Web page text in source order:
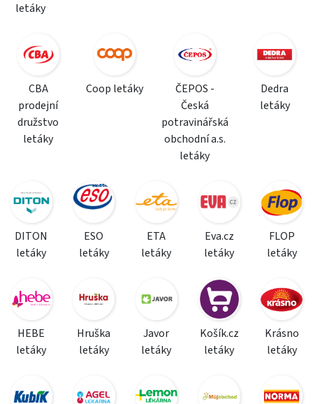
letáky
CBA
prodejní
družstvo
letáky
Coop letáky
ČEPOS -
Česká
potravinářská
obchodní a.s.
letáky
Dedra
letáky
DITON
letáky
ESO
letáky
ETA
letáky
Eva.cz
letáky
FLOP
letáky
HEBE
letáky
Hruška
letáky
Javor
letáky
Košík.cz
letáky
Krásno
letáky